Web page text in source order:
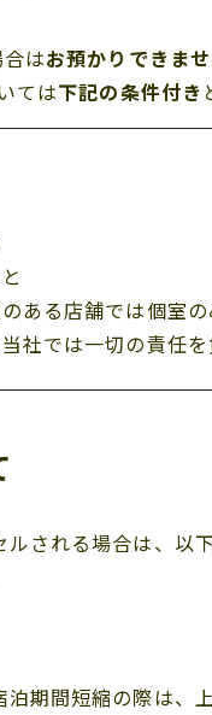
はお預かりできま
ては下記の条件付き
ある店舗では個室
社では一切の責任
される場合は、以
期間短縮の際は、